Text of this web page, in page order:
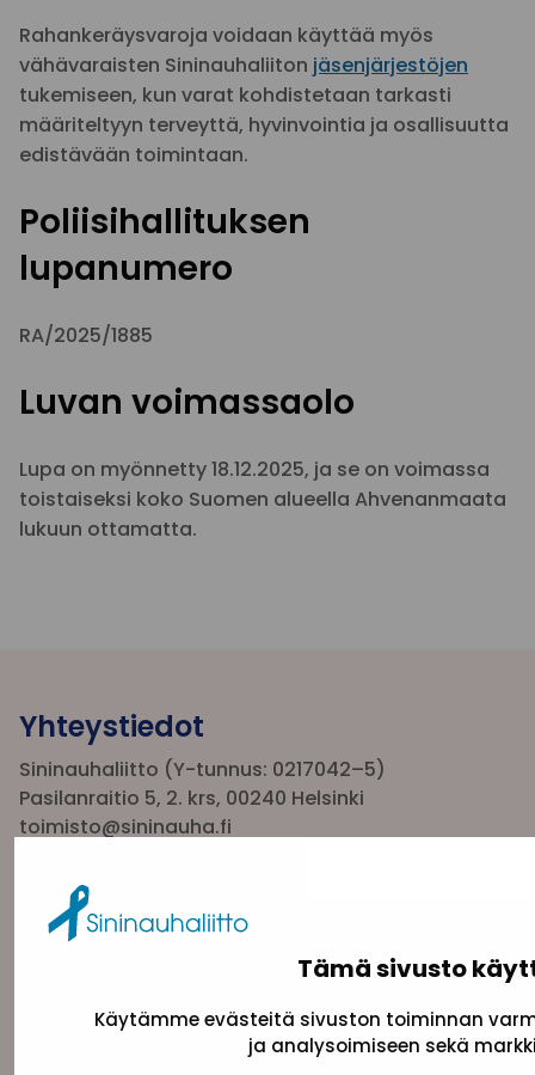
Tämä sivusto
Käytämme evästeitä sivuston toiminnan
ja analysoimiseen sekä
Rahankeräysvaroja voidaan käyttää myös
vähävaraisten Sininauhaliiton jäsenjärjestöjen
tukemiseen, kun varat kohdistetaan tarkasti
määriteltyyn terveyttä, hyvinvointia ja osallisuutta
edistävään toimintaan.
Poliisihallituksen
lupanumero
RA/2025/1885
Luvan voimassaolo
Lupa on myönnetty 18.12.2025, ja se on voimassa
toistaiseksi koko Suomen alueella Ahvenanmaata
lukuun ottamatta.
Yhteystiedot
Sininauhaliitto (Y-tunnus: 0217042–5)
Pasilanraitio 5, 2. krs, 00240 Helsinki
toimisto@sininauha.fi